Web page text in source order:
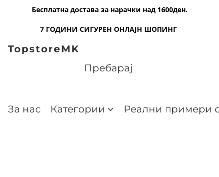
Бесплатна достава за нарачки над 1600ден.
7 ГОДИНИ СИГУРЕН ОНЛАЈН ШОПИНГ
TopstoreMK
За нас Категории Реални примери